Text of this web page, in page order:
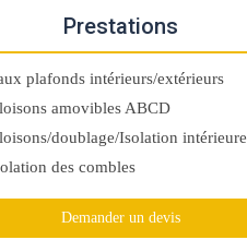
Prestations
plafonds intérieurs/extérieurs
amovibles ABCD
doublage/Isolation intérieure
des combles
Demander un devis